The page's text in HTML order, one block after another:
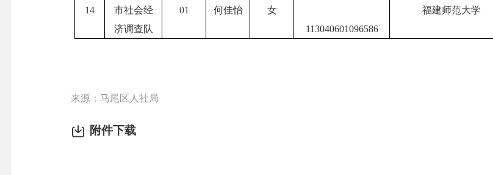
14
市社会经
济调查队
01 何佳怡
女
113040601096586
福建师范大学
来源：马尾区人社局
附件下载